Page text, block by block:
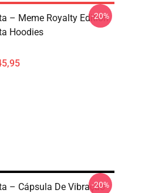
– Meme Royalty Edition
Hoodies
-20%
– Cápsula De Vibração
-20%